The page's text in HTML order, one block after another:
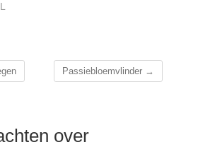
Passiebloemvlinder →
over